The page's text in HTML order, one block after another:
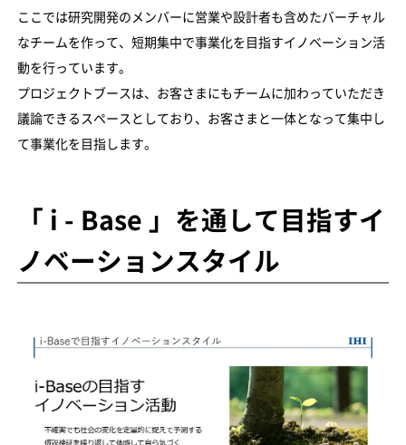
ここでは研究開発のメンバーに営業や設計者も含めたバーチャル
なチームを作って、短期集中で事業化を目指すイノベーション活
動を行っています。
プロジェクトブースは、お客さまにもチームに加わっていただき
議論できるスペースとしており、お客さまと一体となって集中し
て事業化を目指します。
「 i - Base 」を通して目指すイ
ノベーションスタイル